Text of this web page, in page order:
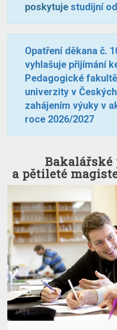
poskytuje studijní
Opatření děkana č.
vyhlašuje přijímání
Pedagogické
univerzity v
zahájením výuky v
roce 2026/2027
Bakalářské
a pětileté